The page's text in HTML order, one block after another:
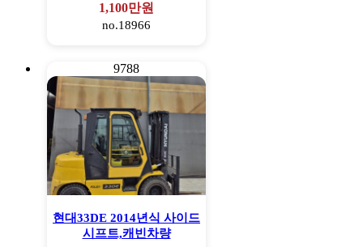
1,100만원
no.18966
9788
현대33DE 2014년식 사이드
시프트,캐빈차량